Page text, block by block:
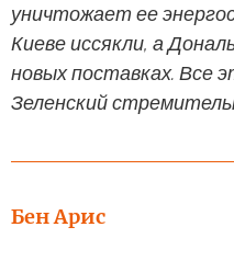
уничтожает ее
Киеве иссякли, а
новых поставках. Все
Зеленский
Бен Арис